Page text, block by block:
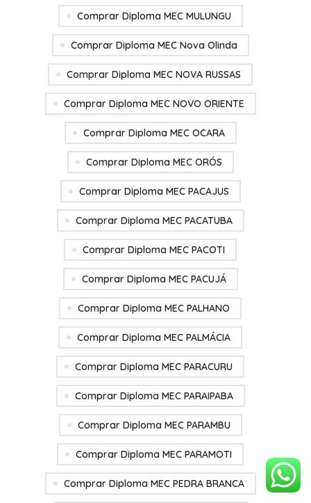
Comprar Diploma MEC MULUNGU
Comprar Diploma MEC Nova Olinda
Comprar Diploma MEC NOVA RUSSAS
Comprar Diploma MEC NOVO ORIENTE
Comprar Diploma MEC OCARA
Comprar Diploma MEC ORÓS
Comprar Diploma MEC PACAJUS
Comprar Diploma MEC PACATUBA
Comprar Diploma MEC PACOTI
Comprar Diploma MEC PACUJÁ
Comprar Diploma MEC PALHANO
Comprar Diploma MEC PALMÁCIA
Comprar Diploma MEC PARACURU
Comprar Diploma MEC PARAIPABA
Comprar Diploma MEC PARAMBU
Comprar Diploma MEC PARAMOTI
Comprar Diploma MEC PEDRA BRANCA